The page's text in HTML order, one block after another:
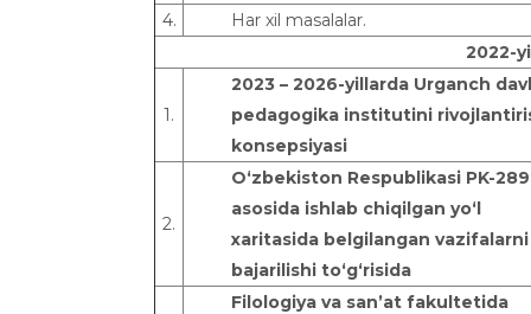
4.
Har xil masalalar.
2022-
1.
2023 – 2026-yillarda Urganch
pedagogika institutini
konsepsiyasi
2.
O‘zbekiston Respublikasi PK-289
asosida ishlab chiqilgan yo‘l
xaritasida belgilangan vazifalarni
bajarilishi to‘g‘risida
Filologiya va san’at fakultetida